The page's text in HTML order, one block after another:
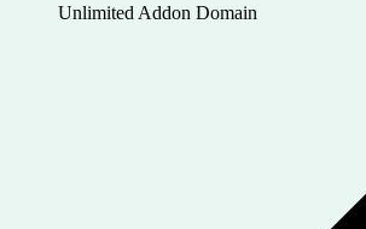
Unlimited Addon Domain